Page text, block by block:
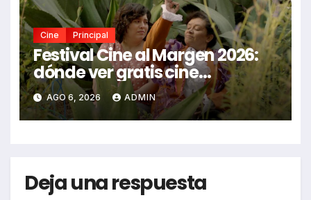
Cine Principal
Festival Cine al Margen 2026:
dónde ver gratis cine
mexicano independiente en
CDMX y en línea
AGO 6, 2026 ADMIN
Deja una respuesta